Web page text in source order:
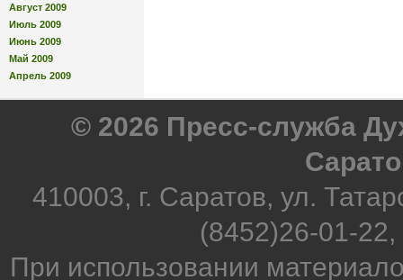
Август 2009
Июль 2009
Июнь 2009
Май 2009
Апрель 2009
© 2026 Пресс-служба
410003, г. Саратов, ул.
(8452)26-01-
При использовании